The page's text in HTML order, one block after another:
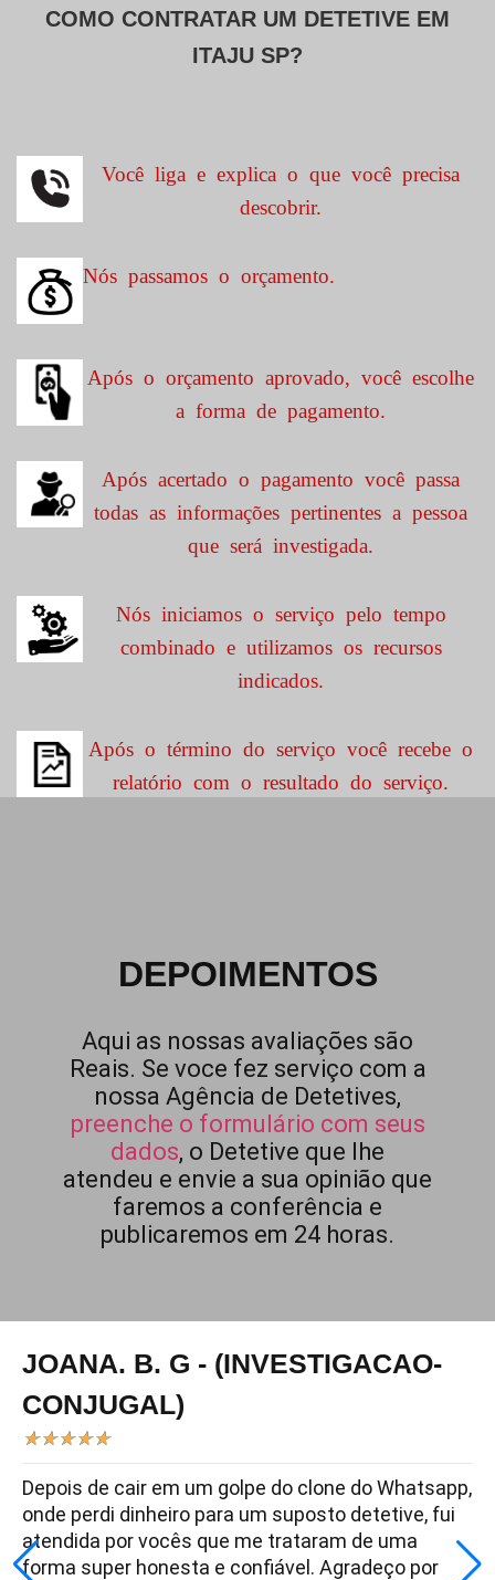
COMO CONTRATAR UM DETETIVE EM
ITAJU SP?
Você liga e explica o que você precisa
descobrir.
Nós passamos o orçamento.
Após o orçamento aprovado, você escolhe
a forma de pagamento.
Após acertado o pagamento você passa
todas as informações pertinentes a pessoa
que será investigada.
Nós iniciamos o serviço pelo tempo
combinado e utilizamos os recursos
indicados.
Após o término do serviço você recebe o
relatório com o resultado do serviço.
DEPOIMENTOS
Aqui as nossas avaliações são
Reais. Se voce fez serviço com a
nossa Agência de Detetives,
preenche o formulário com seus
dados, o Detetive que lhe
atendeu e envie a sua opinião que
faremos a conferência e
publicaremos em 24 horas.
JOANA. B. G - (INVESTIGACAO-
CONJUGAL)
★★★★★
Depois de cair em um golpe do clone do Whatsapp,
onde perdi dinheiro para um suposto detetive, fui
atendida por vocês que me trataram de uma
forma super honesta e confiável. Agradeço por